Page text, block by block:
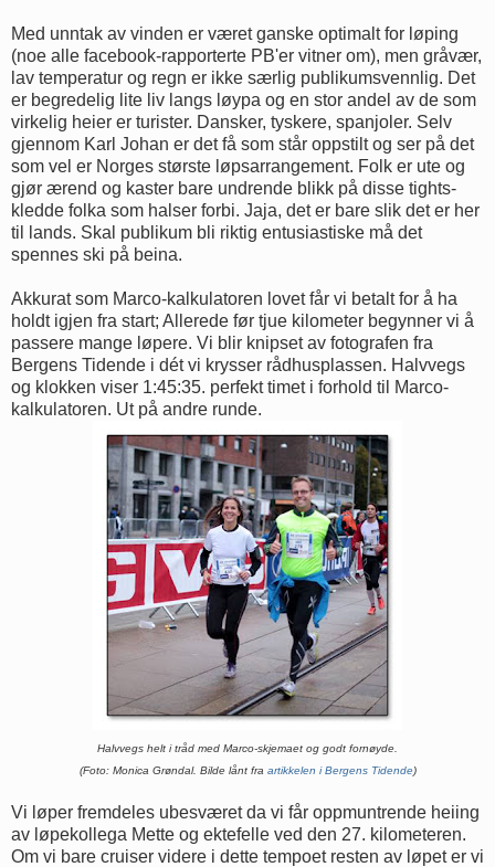
Med unntak av vinden er været ganske optimalt for løping
(noe alle facebook-rapporterte PB'er vitner om), men gråvær,
lav temperatur og regn er ikke særlig publikumsvennlig. Det
er begredelig lite liv langs løypa og en stor andel av de som
virkelig heier er turister. Dansker, tyskere, spanjoler. Selv
gjennom Karl Johan er det få som står oppstilt og ser på det
som vel er Norges største løpsarrangement. Folk er ute og
gjør ærend og kaster bare undrende blikk på disse tights-
kledde folka som halser forbi. Jaja, det er bare slik det er her
til lands. Skal publikum bli riktig entusiastiske må det
spennes ski på beina.
Akkurat som Marco-kalkulatoren lovet får vi betalt for å ha
holdt igjen fra start; Allerede før tjue kilometer begynner vi å
passere mange løpere. Vi blir knipset av fotografen fra
Bergens Tidende i dét vi krysser rådhusplassen. Halvvegs
og klokken viser 1:45:35. perfekt timet i forhold til Marco-
kalkulatoren. Ut på andre runde.
Halvvegs helt i tråd med Marco-skjemaet og godt fornøyde.
(Foto: Monica Grøndal. Bilde lånt fra artikkelen i Bergens Tidende)
Vi løper fremdeles ubesværet da vi får oppmuntrende heiing
av løpekollega Mette og ektefelle ved den 27. kilometeren.
Om vi bare cruiser videre i dette tempoet resten av løpet er vi